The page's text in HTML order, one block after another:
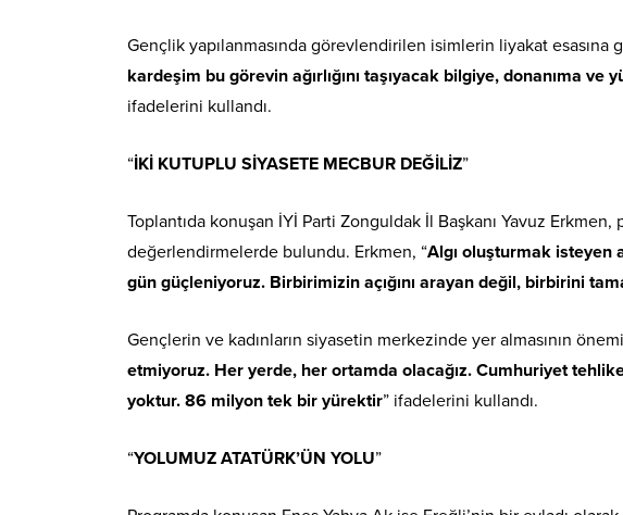
Gençlik yapılanmasında görevlendirilen isimlerin liyakat esasına
kardeşim bu görevin ağırlığını taşıyacak bilgiye, donanıma
ifadelerini kullandı.
“İKİ KUTUPLU SİYASETE MECBUR DEĞİLİZ”
Toplantıda konuşan İYİ Parti Zonguldak İl Başkanı Yavuz
değerlendirmelerde bulundu. Erkmen, “Algı oluşturmak isteyen
gün güçleniyoruz. Birbirimizin açığını arayan değil, birbirini
Gençlerin ve kadınların siyasetin merkezinde yer almasının
etmiyoruz. Her yerde, her ortamda olacağız. Cumhuriyet
yoktur. 86 milyon tek bir yürektir” ifadelerini kullandı.
“YOLUMUZ ATATÜRK’ÜN YOLU”